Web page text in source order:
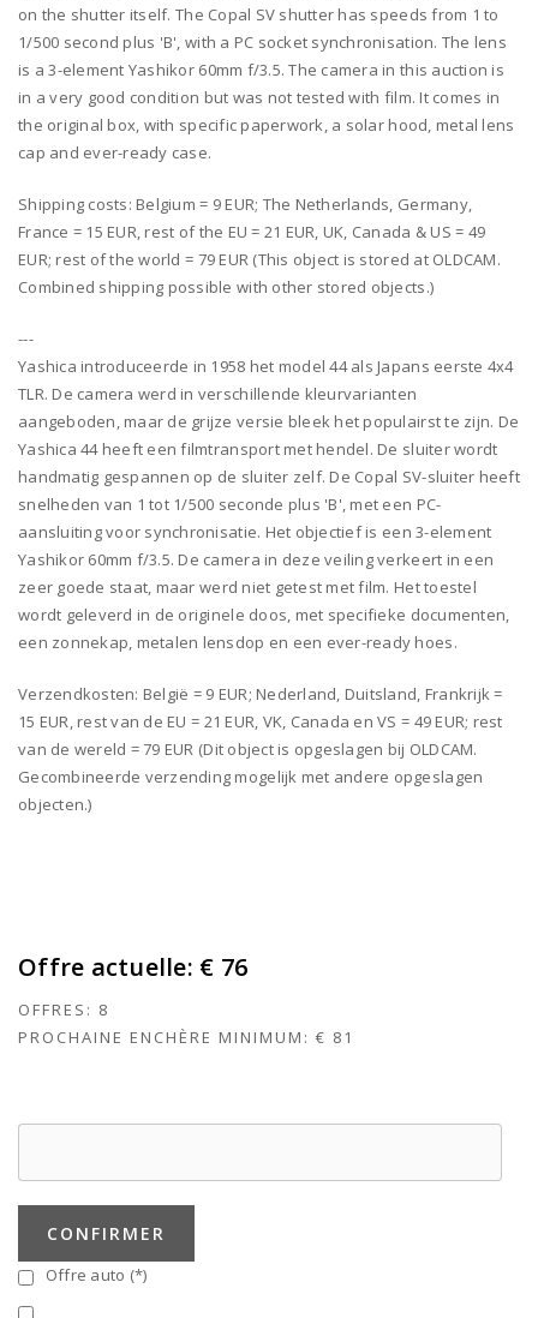
on the shutter itself. The Copal SV shutter has speeds from 1 to
1/500 second plus 'B', with a PC socket synchronisation. The lens
is a 3-element Yashikor 60mm f/3.5. The camera in this auction is
in a very good condition but was not tested with film. It comes in
the original box, with specific paperwork, a solar hood, metal lens
cap and ever-ready case.
Shipping costs: Belgium = 9 EUR; The Netherlands, Germany,
France = 15 EUR, rest of the EU = 21 EUR, UK, Canada & US = 49
EUR; rest of the world = 79 EUR (This object is stored at OLDCAM.
Combined shipping possible with other stored objects.)
---
Yashica introduceerde in 1958 het model 44 als Japans eerste 4x4
TLR. De camera werd in verschillende kleurvarianten
aangeboden, maar de grijze versie bleek het populairst te zijn. De
Yashica 44 heeft een filmtransport met hendel. De sluiter wordt
handmatig gespannen op de sluiter zelf. De Copal SV-sluiter heeft
snelheden van 1 tot 1/500 seconde plus 'B', met een PC-
aansluiting voor synchronisatie. Het objectief is een 3-element
Yashikor 60mm f/3.5. De camera in deze veiling verkeert in een
zeer goede staat, maar werd niet getest met film. Het toestel
wordt geleverd in de originele doos, met specifieke documenten,
een zonnekap, metalen lensdop en een ever-ready hoes.
Verzendkosten: België = 9 EUR; Nederland, Duitsland, Frankrijk =
15 EUR, rest van de EU = 21 EUR, VK, Canada en VS = 49 EUR; rest
van de wereld = 79 EUR (Dit object is opgeslagen bij OLDCAM.
Gecombineerde verzending mogelijk met andere opgeslagen
objecten.)
Offre actuelle: € 76
OFFRES: 8
PROCHAINE ENCHÈRE MINIMUM: € 81
CONFIRMER
Offre auto (*)